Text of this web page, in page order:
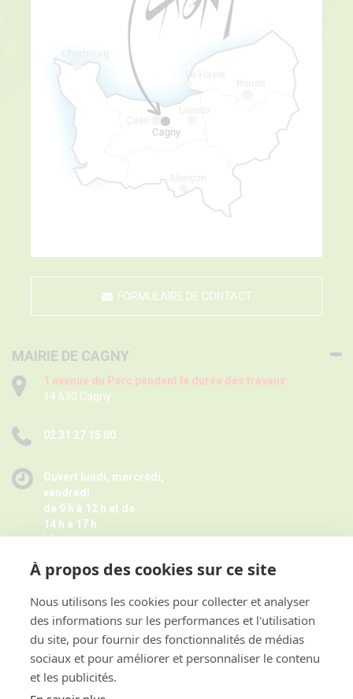
FORMULAIRE DE CONTACT
MAIRIE DE CAGNY
1 avenue du Parc pendant la durée des travaux
14 630 Cagny
02 31 27 15 80
Ouvert lundi, mercredi,
vendredi
de 9 h à 12 h et de
14 h à 17 h
Mardi
Jeudi de 14 h à 17 h -Fermé pendant les petites vacances
Horaires juillet août ici
et sur rendez-vous
ACCES RAPIDE
À propos des cookies sur ce site
Nous utilisons les cookies pour collecter et analyser
des informations sur les performances et l'utilisation
du site, pour fournir des fonctionnalités de médias
sociaux et pour améliorer et personnaliser le contenu
et les publicités.